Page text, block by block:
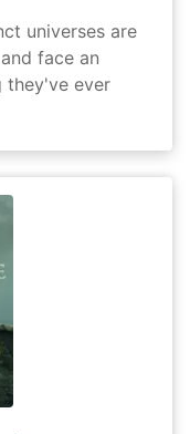
universes are
face an
they've ever